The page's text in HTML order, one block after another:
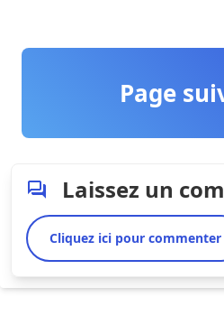
Page
Laissez un
Cliquez ici pour commenter